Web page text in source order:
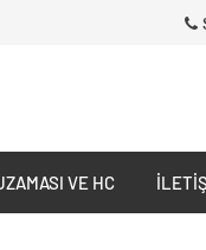
VE HC